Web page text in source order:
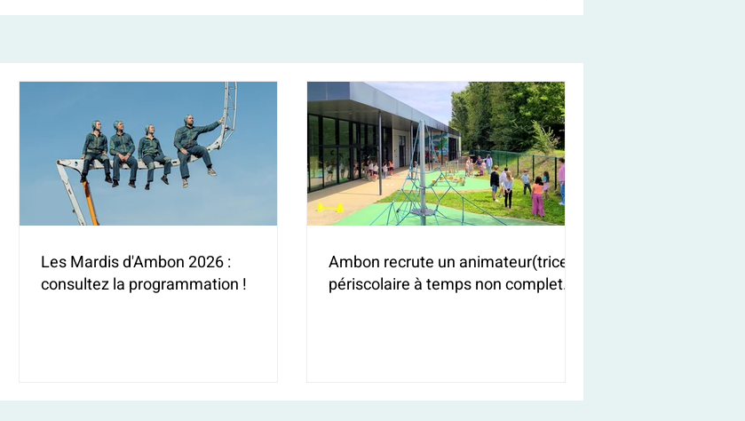
Les Mardis d'Ambon 2026 :
consultez la programmation !
Ambon recrute un animateur(trice)
périscolaire à temps non complet